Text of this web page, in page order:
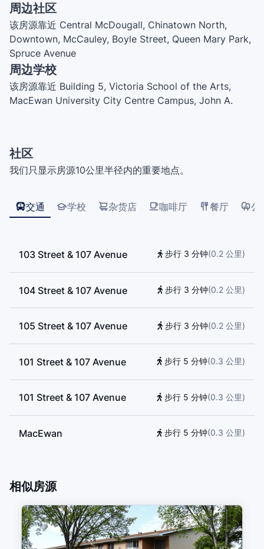
周边社区
该房源靠近 Central McDougall, Chinatown North,
Downtown, McCauley, Boyle Street, Queen Mary Park,
Spruce Avenue
周边学校
该房源靠近 Building 5, Victoria School of the Arts,
MacEwan University City Centre Campus, John A.
at Londonderry, Boys & Girls Clubs of Edmonton,
School Of Discovery, City University of Seattle in
Calcutta Elementary School, Alex Taylor Elementary
School
社区
我们只显示房源10公里半径内的重要地点。
交通 学校 杂货店 咖啡厅 餐厅 公
103 Street & 107 Avenue 步行 3 分钟(0.2 公里)
104 Street & 107 Avenue 步行 3 分钟(0.2 公里)
105 Street & 107 Avenue 步行 3 分钟(0.2 公里)
101 Street & 107 Avenue 步行 5 分钟(0.3 公里)
101 Street & 107 Avenue 步行 5 分钟(0.3 公里)
MacEwan 步行 5 分钟(0.3 公里)
Kingsway/Royal Alex 步行 14 分钟(0.9 公里
Churchill 步行 16 分钟(0.9 公里
相似房源